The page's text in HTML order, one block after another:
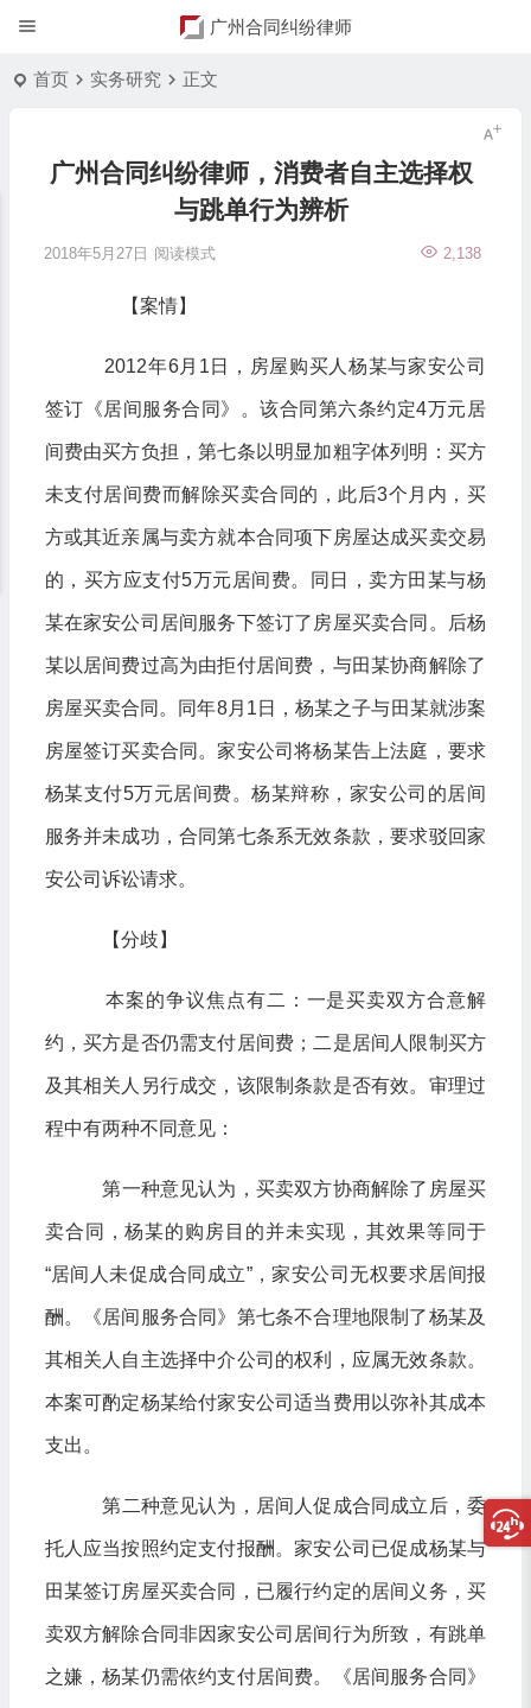
广州合同纠纷律师
首页 实务研究 正文
广州合同纠纷律师，消费者自主选择权
与跳单行为辨析
2018年5月27日 2,138
阅读模式
【案情】
2012年6月1日，房屋购买人杨某与家安公司
签订《居间服务合同》。该合同第六条约定4万元居
间费由买方负担，第七条以明显加粗字体列明：买方
未支付居间费而解除买卖合同的，此后3个月内，买
方或其近亲属与卖方就本合同项下房屋达成买卖交易
的，买方应支付5万元居间费。同日，卖方田某与杨
某在家安公司居间服务下签订了房屋买卖合同。后杨
某以居间费过高为由拒付居间费，与田某协商解除了
房屋买卖合同。同年8月1日，杨某之子与田某就涉案
房屋签订买卖合同。家安公司将杨某告上法庭，要求
杨某支付5万元居间费。杨某辩称，家安公司的居间
服务并未成功，合同第七条系无效条款，要求驳回家
安公司诉讼请求。
【分歧】
本案的争议焦点有二：一是买卖双方合意解
约，买方是否仍需支付居间费；二是居间人限制买方
及其相关人另行成交，该限制条款是否有效。审理过
程中有两种不同意见：
第一种意见认为，买卖双方协商解除了房屋买
卖合同，杨某的购房目的并未实现，其效果等同于
“居间人未促成合同成立”，家安公司无权要求居间报
酬。《居间服务合同》第七条不合理地限制了杨某及
其相关人自主选择中介公司的权利，应属无效条款。
本案可酌定杨某给付家安公司适当费用以弥补其成本
支出。
第二种意见认为，居间人促成合同成立后，委
托人应当按照约定支付报酬。家安公司已促成杨某与
田某签订房屋买卖合同，已履行约定的居间义务，买
卖双方解除合同非因家安公司居间行为所致，有跳单
之嫌，杨某仍需依约支付居间费。《居间服务合同》